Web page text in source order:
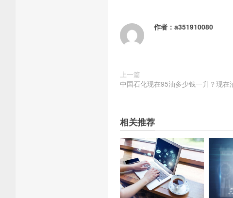
作者： a351910080
上一篇
中国石化现在95油多少钱一升？现在
相关推荐